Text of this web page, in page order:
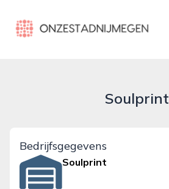
onzestadnijmegen.nl
Soulprint
Bedrijfsgegevens
Soulprint